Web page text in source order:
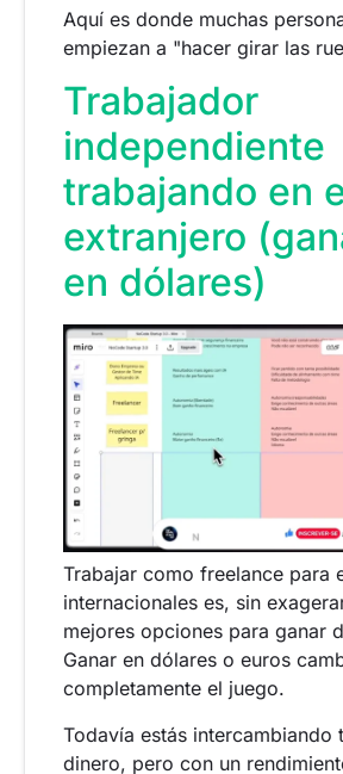
Aquí es donde muchas
empiezan a "hacer girar las
Trabajador
independiente
trabajando en
extranjero
en dólares)
Trabajar como freelance para
internacionales es, sin
mejores opciones para ganar
Ganar en dólares o euros
completamente el juego.
Todavía estás intercambiando
dinero, pero con un